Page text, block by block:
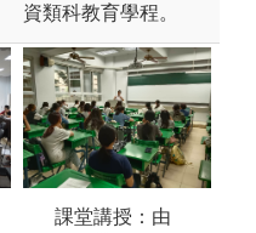
資類科教育學程。
【學習方法
二：資料分析
課堂講授：由